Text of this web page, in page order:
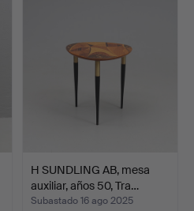
H SUNDLING AB, mesa
auxiliar, años 50, Tra…
Subastado 16 ago 2025